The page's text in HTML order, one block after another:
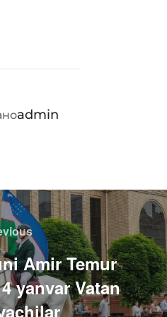
ЗАПИСИ
admin
Previous
Amir Temur
yanvar Vatan